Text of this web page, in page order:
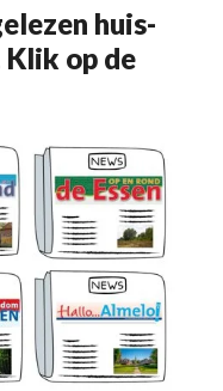
huis-
Klik op de